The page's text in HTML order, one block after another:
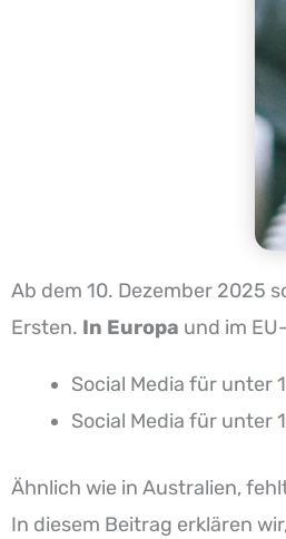
Ab dem 10. Dezember 2025
Ersten. In Europa und im
Social Media für unter
Social Media für unter
Ähnlich wie in Australien,
In diesem Beitrag erklären